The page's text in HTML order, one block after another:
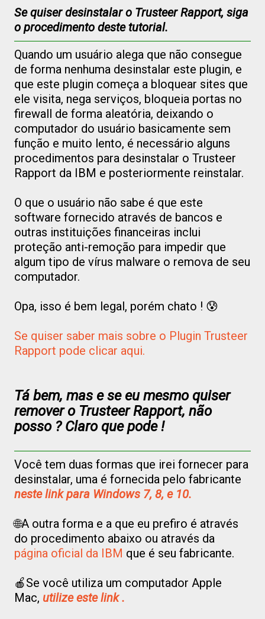
Se quiser desinstalar o Trusteer Rapport, siga
o procedimento deste tutorial.
Quando um usuário alega que não consegue
de forma nenhuma desinstalar este plugin, e
que este plugin começa a bloquear sites que
ele visita, nega serviços, bloqueia portas no
firewall de forma aleatória, deixando o
computador do usuário basicamente sem
função e muito lento, é necessário alguns
procedimentos para desinstalar o Trusteer
Rapport da IBM e posteriormente reinstalar.
O que o usuário não sabe é que este
software fornecido através de bancos e
outras instituições financeiras inclui
proteção anti-remoção para impedir que
algum tipo de vírus malware o remova de seu
computador.
Opa, isso é bem legal, porém chato ! 😰
Se quiser saber mais sobre o Plugin Trusteer
Rapport pode clicar aqui.
Tá bem, mas e se eu mesmo quiser
remover o Trusteer Rapport, não
posso ? Claro que pode !
Você tem duas formas que irei fornecer para
desinstalar, uma é fornecida pelo fabricante
neste link para Windows 7, 8, e 10.
🌐A outra forma e a que eu prefiro é através
do procedimento abaixo ou através da
página oficial da IBM que é seu fabricante.
🍎Se você utiliza um computador Apple
Mac, utilize este link .